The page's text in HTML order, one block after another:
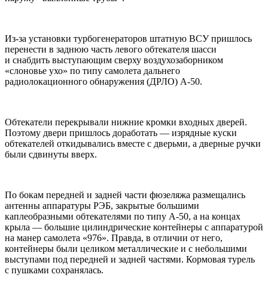
Из-за установки турбогенераторов штатную ВСУ пришлось
перенести в заднюю часть левого обтекателя шасси
и снабдить выступающим сверху воздухозаборником
«слоновье ухо» по типу самолета дальнего
радиолокационного обнаружения (ДРЛО) А-50.
Обтекатели перекрывали нижние кромки входных дверей.
Поэтому двери пришлось доработать — изрядные куски
обтекателей откидывались вместе с дверьми, а дверные ручки
были сдвинуты вверх.
По бокам передней и задней части фюзеляжа размещались
антенны аппаратуры РЭБ, закрытые большими
каплеобразными обтекателями по типу А-50, а на концах
крыла — большие цилиндрические контейнеры с аппаратурой
на манер самолета «976». Правда, в отличии от него,
контейнеры были целиком металлические и с небольшими
выступами под передней и задней частями. Кормовая турель
с пушками сохранялась.